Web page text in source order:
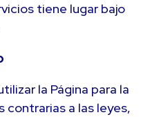
tiene lugar bajo
la Página para la
contrarias a las leyes,